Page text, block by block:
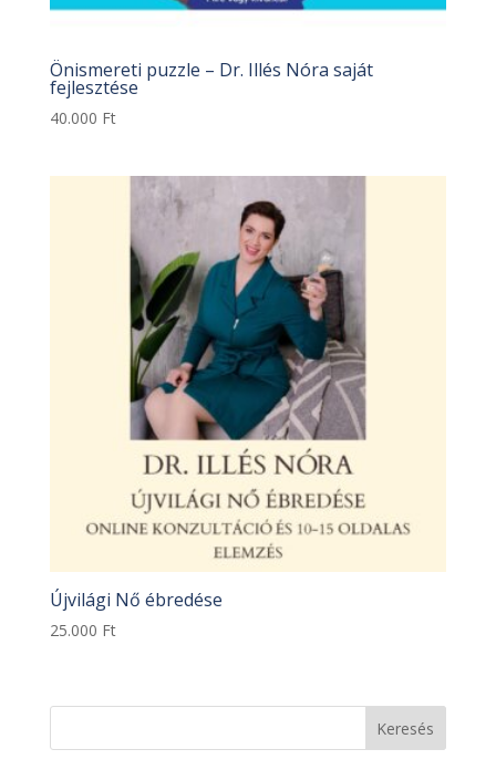
Önismereti puzzle – Dr. Illés Nóra saját
fejlesztése
40.000 Ft
Újvilági Nő ébredése
25.000 Ft